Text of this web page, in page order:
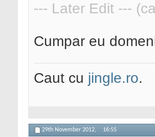
--- Later Edit ---
Cumpar eu
Caut cu jingle.ro.
29th November 2012, 16:55